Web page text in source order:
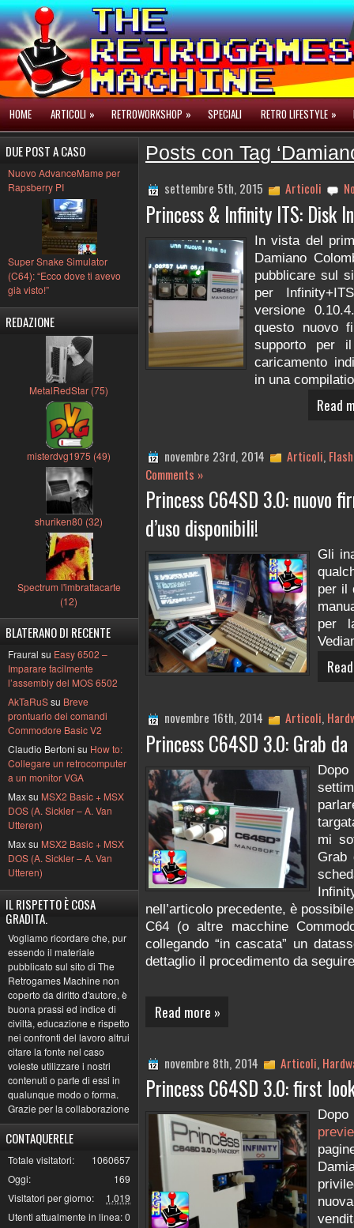
HOME ARTICOLI » RETROWORKSHOP » SPECIALI RETRO LIFESTYLE »
DUE POST A CASO
Nuovo AdvanceMame per
Rapsberry PI
Super Snake Simulator
(C64): “Ecco dove ti avevo
già visto!”
REDAZIONE
MetalRedStar (75)
misterdvg1975 (49)
shuriken80 (32)
Spectrum l'imbrattacarte
(12)
BLATERANO DI RECENTE
Fraural su Easy 6502 –
Imparare facilmente
l’assembly del MOS 6502
AkTaRuSsu Breve
prontuario dei comandi
Commodore Basic V2
Claudio Bertoni su How to:
Collegare un retrocomputer
a un monitor VGA
Max su MSX2 Basic + MSX
DOS (A. Sickler – A. Van
Utteren)
Max su MSX2 Basic + MSX
DOS (A. Sickler – A. Van
Utteren)
IL RISPETTO È COSA
GRADITA.
Vogliamo ricordare che, pur
essendo il materiale
pubblicato sul sito di The
Retrogames Machine non
coperto da diritto d'autore, è
buona prassi ed indice di
civiltà, educazione e rispetto
nei confronti del lavoro altrui
citare la fonte nel caso
voleste utilizzare i nostri
contenuti o parte di essi in
qualunque modo o forma.
Grazie per la collaborazione
CONTAQUERELE
1060657
Totale visitatori:
169
Oggi:
1,019
Visitatori per giorno:
0
Utenti attualmente in linea:
Posts con Tag
settembre 5th, 2015 Articoli
Princess & Infinity ITS: Disk
In vista del
Damiano
pubblicare sul
per
versione
questo nuovo
supporto per
caricamento
in una
Read
novembre 23rd, 2014 Articoli, Flash
Comments »
Princess C64SD 3.0: nuovo
d’uso disponibili!
Gli
per il
per
novembre 16th, 2014 Articoli,
Princess C64SD 3.0: Grab
mi
Grab
nell’articolo precedente, è
C64 (o altre macchine
collegando “in cascata” un
dettaglio il procedimento da
Read more »
novembre 8th, 2014 Articoli,
Princess C64SD 3.0: first